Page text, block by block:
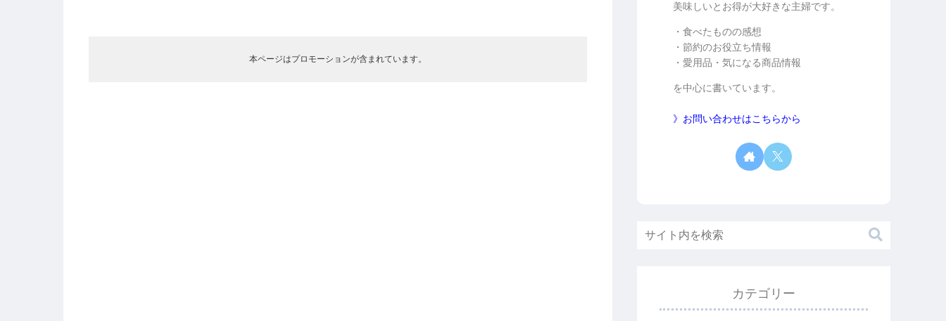
本ページはプロモーションが含まれています。
美味しいとお得が大好きな主婦です。
・食べたものの感想
・節約のお役立ち情報
・愛用品・気になる商品情報
を中心に書いています。
》お問い合わせはこちらから
カテゴリー